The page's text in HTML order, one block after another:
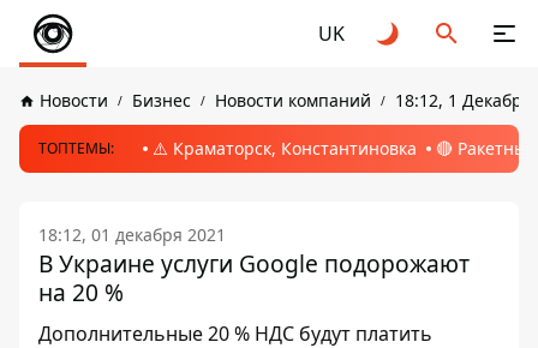
UK
Новости Бизнес Новости компаний 18:12, 1 Декабря
ТОПТЕМЫ: ⚠️ Краматорск, Константиновка 🔴
18:12, 01 декабря 2021
В Украине услуги Google подорожают
на 20 %
Дополнительные 20 % НДС будут платить